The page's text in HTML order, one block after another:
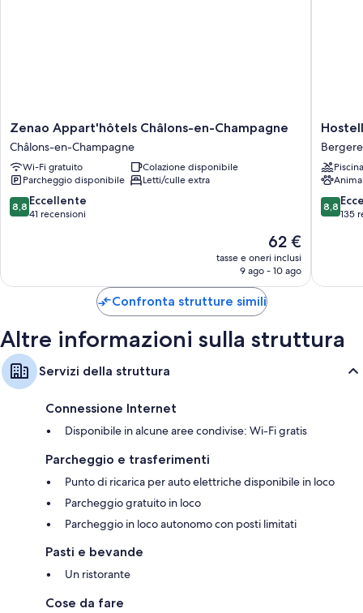
Zenao
Appart'hôtels
Châlons-
en-
Champagne
Châlons-
en-
Zenao Appart'hôtels Châlons-en-Champagne
Châlons-en-Champagne
Wi-Fi gratuito
Colazione disponibile
Parcheggio disponibile
Letti/culle extra
8.8
su
8,8 Eccellente
41 recensioni
Il
prezzo
attuale
62 €
tasse e oneri inclusi
9 ago - 10 ago
du
Mont
Aimé
les-
Vertus
Piscina
8.8
su
8,8
135
Confronta strutture simili
Altre informazioni sulla struttura
Servizi della struttura
Connessione Internet
Disponibile in alcune aree condivise: Wi-Fi gratis
Parcheggio e trasferimenti
Punto di ricarica per auto elettriche disponibile in loco
Parcheggio gratuito in loco
Parcheggio in loco autonomo con posti limitati
Pasti e bevande
Un ristorante
Cose da fare